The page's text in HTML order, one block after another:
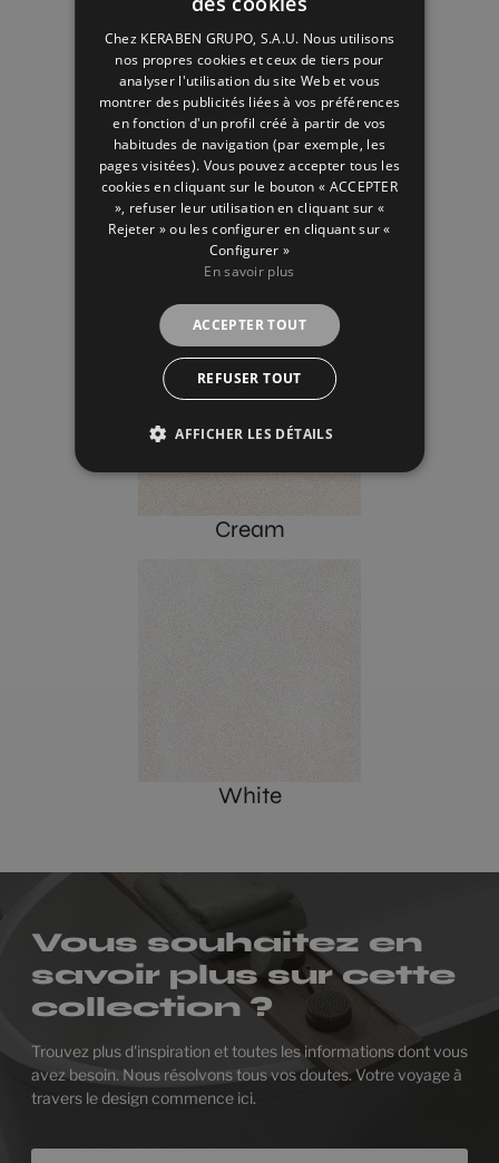
Beige
Cream
White
Vous souhaitez en
savoir plus sur cette
collection ?
Trouvez plus d'inspiration et toutes les informations dont vous
avez besoin. Nous résolvons tous vos doutes. Votre voyage à
travers le design commence ici.
FRENCH
GERMAN
Chez KERABEN GRUPO, S.A.U. Nous utilisons
nos propres cookies et ceux de tiers pour
analyser l'utilisation du site Web et vous
montrer des publicités liées à vos préférences
en fonction d'un profil créé à partir de vos
habitudes de navigation (par exemple, les
pages visitées). Vous pouvez accepter tous les
cookies en cliquant sur le bouton « ACCEPTER
», refuser leur utilisation en cliquant sur «
Rejeter » ou les configurer en cliquant sur «
Configurer »
En savoir plus
ACCEPTER TOUT
REFUSER TOUT
AFFICHER LES DÉTAILS